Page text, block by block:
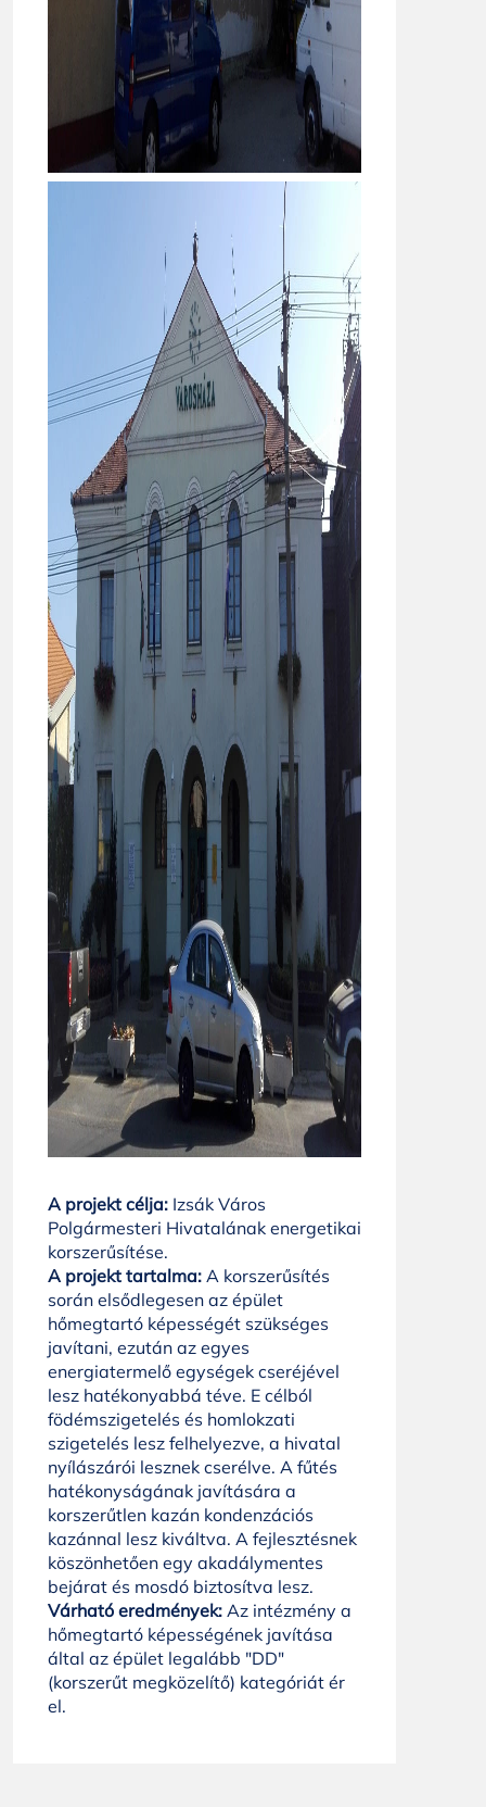
A projekt célja: Izsák Város
Polgármesteri Hivatalának energetikai
korszerűsítése.
A projekt tartalma: A korszerűsítés
során elsődlegesen az épület
hőmegtartó képességét szükséges
javítani, ezután az egyes
energiatermelő egységek cseréjével
lesz hatékonyabbá téve. E célból
födémszigetelés és homlokzati
szigetelés lesz felhelyezve, a hivatal
nyílászárói lesznek cserélve. A fűtés
hatékonyságának javítására a
korszerűtlen kazán kondenzációs
kazánnal lesz kiváltva. A fejlesztésnek
köszönhetően egy akadálymentes
bejárat és mosdó biztosítva lesz.
Várható eredmények: Az intézmény a
hőmegtartó képességének javítása
által az épület legalább "DD"
(korszerűt megközelítő) kategóriát ér
el.